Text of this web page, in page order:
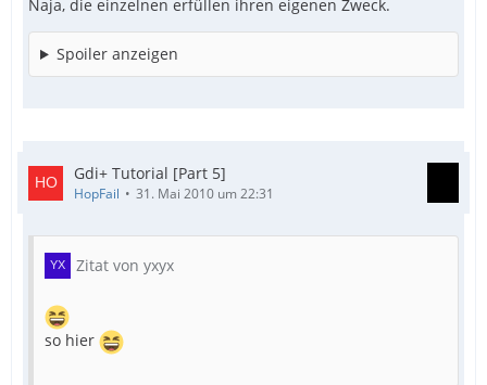
Naja, die einzelnen erfüllen ihren eigenen Zweck.
Spoiler anzeigen
Gdi+ Tutorial [Part 5]
HopFail 31. Mai 2010 um 22:31
Zitat von yxyx
so hier